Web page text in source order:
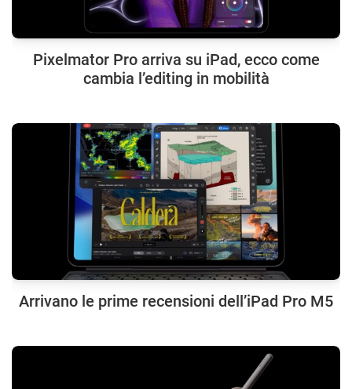
Pixelmator Pro arriva su iPad, ecco come
cambia l’editing in mobilità
Arrivano le prime recensioni dell’iPad Pro M5